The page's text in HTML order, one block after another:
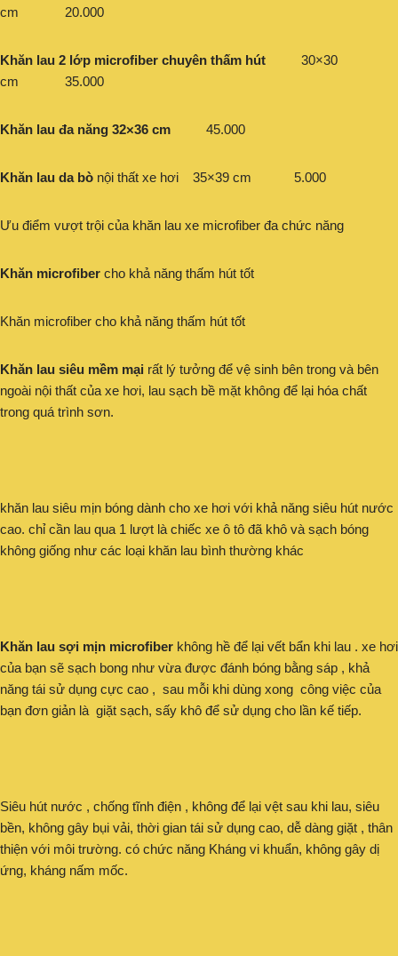
cm 20.000
Khăn lau 2 lớp microfiber chuyên thấm hút
30×30
cm 35.000
Khăn lau đa năng 32×36 cm 45.000
Khăn lau da bò nội thất xe hơi 35×39 cm 5.000
Ưu điểm vượt trội của khăn lau xe microfiber đa chức năng
Khăn microfiber cho khả năng thấm hút tốt
Khăn microfiber cho khả năng thấm hút tốt
Khăn lau siêu mềm mại rất lý tưởng để vệ sinh bên trong và bên
ngoài nội thất của xe hơi, lau sạch bề mặt không để lại hóa chất
trong quá trình sơn.
khăn lau siêu mịn bóng dành cho xe hơi với khả năng siêu hút nước
cao. chỉ cần lau qua 1 lượt là chiếc xe ô tô đã khô và sạch bóng
không giống như các loại khăn lau bình thường khác
Khăn lau sợi mịn microfiber không hề để lại vết bẩn khi lau . xe hơi
của bạn sẽ sạch bong như vừa được đánh bóng bằng sáp , khả
năng tái sử dụng cực cao , sau mỗi khi dùng xong công việc của
bạn đơn giản là giặt sạch, sấy khô để sử dụng cho lần kế tiếp.
Siêu hút nước , chống tĩnh điện , không để lại vệt sau khi lau, siêu
bền, không gây bụi vải, thời gian tái sử dụng cao, dễ dàng giặt , thân
thiện với môi trường. có chức năng Kháng vi khuẩn, không gây dị
ứng, kháng nấm mốc.